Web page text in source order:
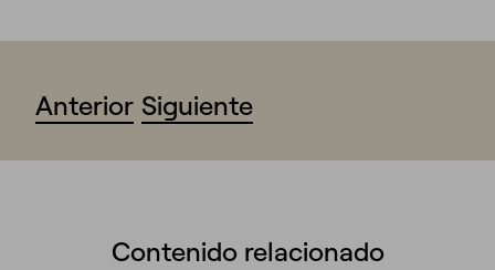
Anterior Siguiente
Contenido relacionado